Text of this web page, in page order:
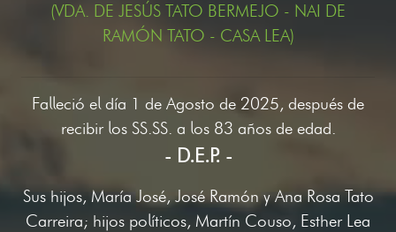
(VDA. DE JESÚS TATO BERMEJO - NAI DE
RAMÓN TATO - CASA LEA)
Falleció el día 1 de Agosto de 2025, después de
recibir los SS.SS. a los 83 años de edad.
- D.E.P. -
Sus hijos, María José, José Ramón y Ana Rosa Tato
Carreira; hijos políticos, Martín Couso, Esther Lea